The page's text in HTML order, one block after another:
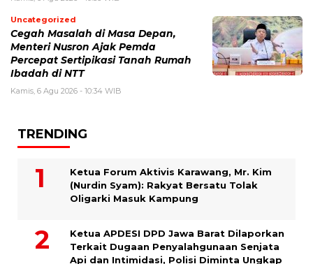
Uncategorized
Cegah Masalah di Masa Depan,
Menteri Nusron Ajak Pemda
Percepat Sertipikasi Tanah Rumah
Ibadah di NTT
Kamis, 6 Agu 2026 - 10:34 WIB
TRENDING
Ketua Forum Aktivis Karawang, Mr. Kim
(Nurdin Syam): Rakyat Bersatu Tolak
Oligarki Masuk Kampung
Ketua APDESI DPD Jawa Barat Dilaporkan
Terkait Dugaan Penyalahgunaan Senjata
Api dan Intimidasi, Polisi Diminta Ungkap